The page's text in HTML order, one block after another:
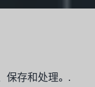
保存和处理。.